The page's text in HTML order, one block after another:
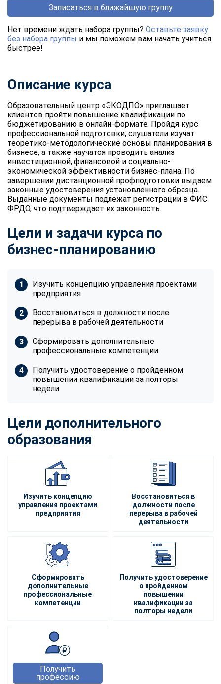
Записаться в ближайшую группу
Нет времени ждать набора группы? Оставьте заявку
без набора группы и мы поможем вам начать учиться
быстрее!
Описание курса
Образовательный центр «ЭКОДПО» приглашает
клиентов пройти повышение квалификации по
бюджетированию в онлайн-формате. Пройдя курс
профессиональной подготовки, слушатели изучат
теоретико-методологические основы планирования в
бизнесе, а также научатся проводить анализ
инвестиционной, финансовой и социально-
экономической эффективности бизнес-плана. По
завершении дистанционной профподготовки выдаем
законные удостоверения установленного образца.
Выданные документы подлежат регистрации в ФИС
ФРДО, что подтверждает их законность.
Цели и задачи курса по
бизнес-планированию
Изучить концепцию управления проектами
предприятия
Восстановиться в должности после
перерыва в рабочей деятельности
Сформировать дополнительные
профессиональные компетенции
Получить удостоверение о пройденном
повышении квалификации за полторы
недели
Цели дополнительного
образования
Изучить концепцию
управления проектами
предприятия
Восстановиться в
должности после
перерыва в рабочей
деятельности
Сформировать
дополнительные
профессиональные
компетенции
Получить удостоверение
о пройденном
повышении
квалификации за
полторы недели
Получить
профессию